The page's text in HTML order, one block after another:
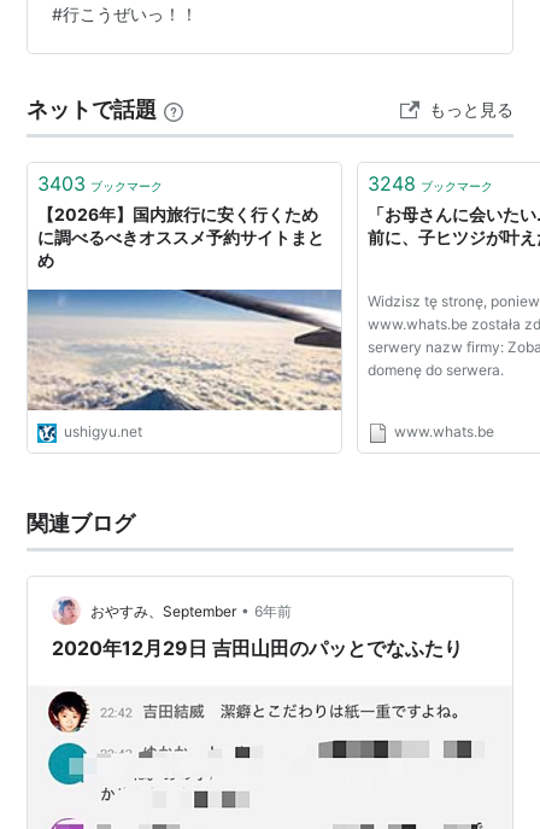
#行こうぜいっ！！
ネットで話題 もっと見る
3403 ブックマーク
【2026年】国内旅行に安く行くため
に調べるべきオススメ予約サイトまと
め
ushigyu.net
3248 ブックマーク
「お母さんに会いた
前に、子ヒツジが叶
Widzisz tę stronę,
www.whats.be została
serwery nazw firmy:
domenę do serwera.
www.whats.be
関連ブログ
おやすみ、September • 6年前
2020年12月29日 吉田山田のパッとでなふたり